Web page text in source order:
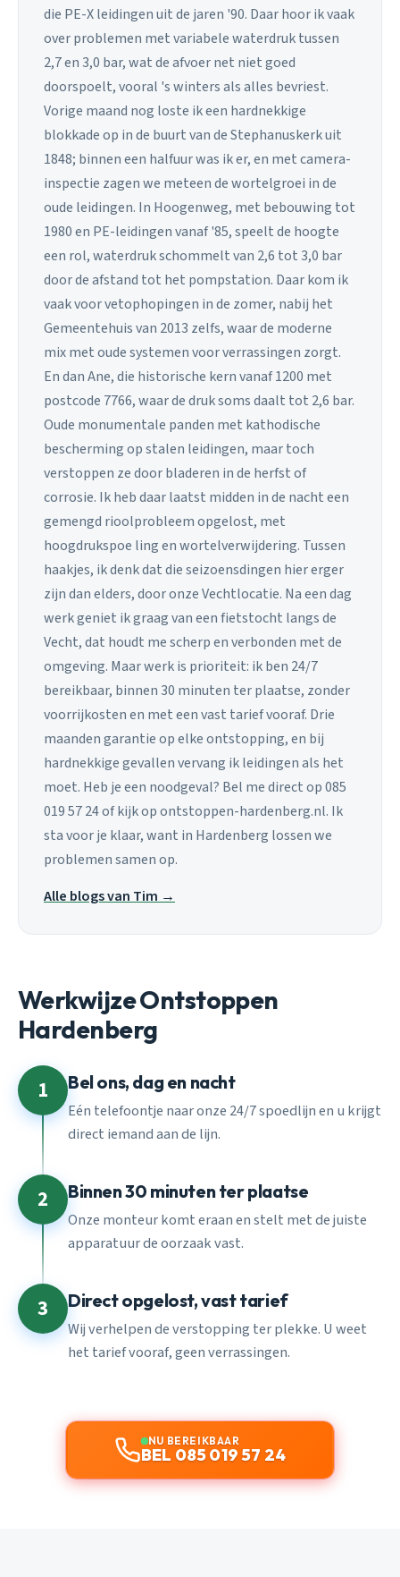
die PE-X leidingen uit de jaren '90. Daar hoor ik vaak
over problemen met variabele waterdruk tussen
2,7 en 3,0 bar, wat de afvoer net niet goed
doorspoelt, vooral 's winters als alles bevriest.
Vorige maand nog loste ik een hardnekkige
blokkade op in de buurt van de Stephanuskerk uit
1848; binnen een halfuur was ik er, en met camera-
inspectie zagen we meteen de wortelgroei in de
oude leidingen. In Hoogenweg, met bebouwing tot
1980 en PE-leidingen vanaf '85, speelt de hoogte
een rol, waterdruk schommelt van 2,6 tot 3,0 bar
door de afstand tot het pompstation. Daar kom ik
vaak voor vetophopingen in de zomer, nabij het
Gemeentehuis van 2013 zelfs, waar de moderne
mix met oude systemen voor verrassingen zorgt.
En dan Ane, die historische kern vanaf 1200 met
postcode 7766, waar de druk soms daalt tot 2,6 bar.
Oude monumentale panden met kathodische
bescherming op stalen leidingen, maar toch
verstoppen ze door bladeren in de herfst of
corrosie. Ik heb daar laatst midden in de nacht een
gemengd rioolprobleem opgelost, met
hoogdrukspoe ling en wortelverwijdering. Tussen
haakjes, ik denk dat die seizoensdingen hier erger
zijn dan elders, door onze Vechtlocatie. Na een dag
werk geniet ik graag van een fietstocht langs de
Vecht, dat houdt me scherp en verbonden met de
omgeving. Maar werk is prioriteit: ik ben 24/7
bereikbaar, binnen 30 minuten ter plaatse, zonder
voorrijkosten en met een vast tarief vooraf. Drie
maanden garantie op elke ontstopping, en bij
hardnekkige gevallen vervang ik leidingen als het
moet. Heb je een noodgeval? Bel me direct op 085
019 57 24 of kijk op ontstoppen-hardenberg.nl. Ik
sta voor je klaar, want in Hardenberg lossen we
problemen samen op.
Alle blogs van Tim →
Werkwijze Ontstoppen
Hardenberg
1 Bel ons, dag en nacht
Eén telefoontje naar onze 24/7 spoedlijn en u krijgt
direct iemand aan de lijn.
2 Binnen 30 minuten ter plaatse
Onze monteur komt eraan en stelt met de juiste
apparatuur de oorzaak vast.
3 Direct opgelost, vast tarief
Wij verhelpen de verstopping ter plekke. U weet
het tarief vooraf, geen verrassingen.
NU BEREIKBAAR
BEL 085 019 57 24